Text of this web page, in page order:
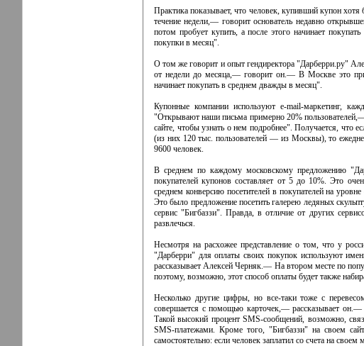
Практика показывает, что человек, купивший купон хотя
течение недели,— говорит основатель недавно
потом пробует купить, а после этого начинает
покупки в месяц".
О том же говорит и опыт гендиректора "Дарберри.ру"
от недели до месяца,— говорит он.— В Москве это
начинает покупать в среднем дважды в месяц".
Купонные компании используют e-mail-маркетинг,
"Открывают наши письма примерно 20%
сайте, чтобы узнать о нем подробнее". Получается, что
(из них 120 тыс. пользователей — из Москвы), то
9600 человек.
В среднем по каждому московскому предложению
покупателей купонов составляет от 5 до 10%. Это
среднем конверсию посетителей в покупателей на
Это было предложение посетить галерею ледяных
сервис "Бигбаззи". Правда, в отличие от других
развлечься.
Несмотря на расхожее представление о том, что у
"Дарберри" для оплаты своих покупок используют
рассказывает Алексей Черняк.— На втором месте по
поэтому, возможно, этот способ оплаты будет также
Несколько другие цифры, но все-таки тоже с
совершается с помощью карточек,— рассказывает
Такой высокий процент SMS-сообщений, возможно,
SMS-платежами. Кроме того, "Бигбаззи" на своем
самостоятельно: если человек заплатил со счета на